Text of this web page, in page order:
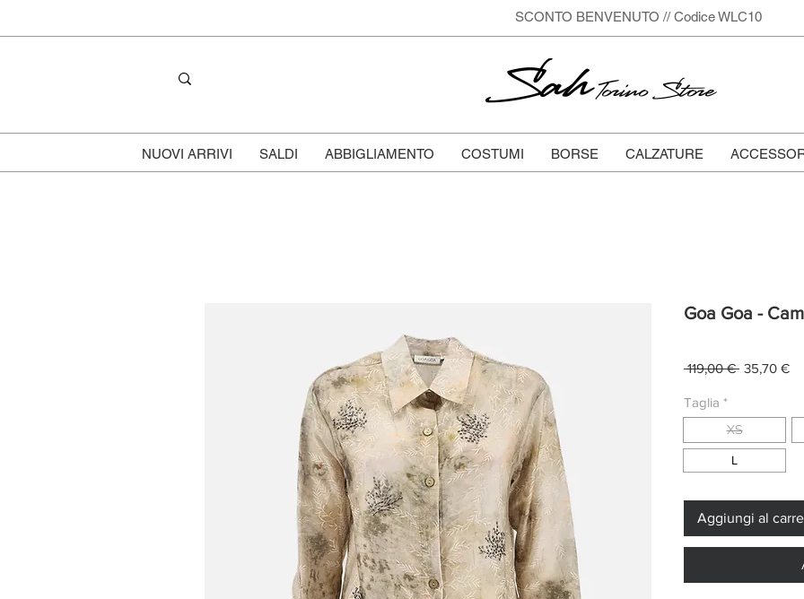
SCONTO BENVENUTO // Codice WLC10
SahTorino Store
NUOVI ARRIVI SALDI ABBIGLIAMENTO COSTUMI BORSE CALZATURE
Goa Goa -
119,00 € Prezzo
35,70 €
Taglia *
XS
L
Aggiungi al